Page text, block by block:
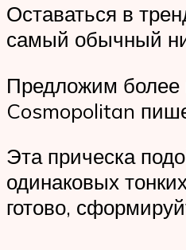
Оставаться в
самый обычный
Предложим более
Cosmopolitan
Эта прическа
одинаковых
готово,